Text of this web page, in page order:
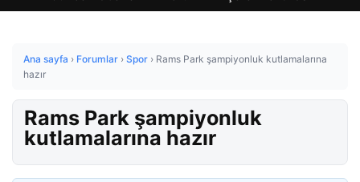
Ana sayfa › Forumlar › Spor › Rams Park şampiyonluk kutlamalarına
hazır
Rams Park şampiyonluk
kutlamalarına hazır